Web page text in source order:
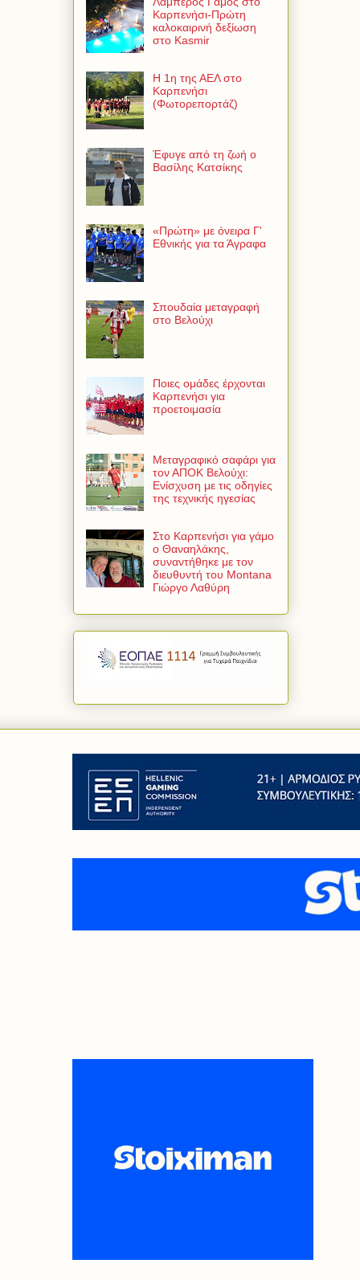
Καρπενήσι-Πρώτη
καλοκαιρινή δεξίωση
στο Kasmir
Η 1η της ΑΕΛ στο
Καρπενήσι
(Φωτορεπορτάζ)
Έφυγε από τη ζωή ο
Βασίλης Κατσίκης
«Πρώτη» με όνειρα Γ'
Εθνικής για τα Άγραφα
Σπουδαία μεταγραφή
στο Βελούχι
Ποιες ομάδες έρχονται
Καρπενήσι για
προετοιμασία
Μεταγραφικό σαφάρι για
τον ΑΠΟΚ Βελούχι:
Ενίσχυση με τις οδηγίες
της τεχνικής ηγεσίας
Στο Καρπενήσι για γάμο
ο Θαναηλάκης,
συναντήθηκε με τον
διευθυντή του Montana
Γιώργο Λαθύρη